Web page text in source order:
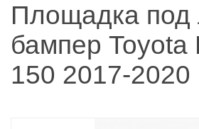
Площадка под
бампер Toyota
150 2017-2020